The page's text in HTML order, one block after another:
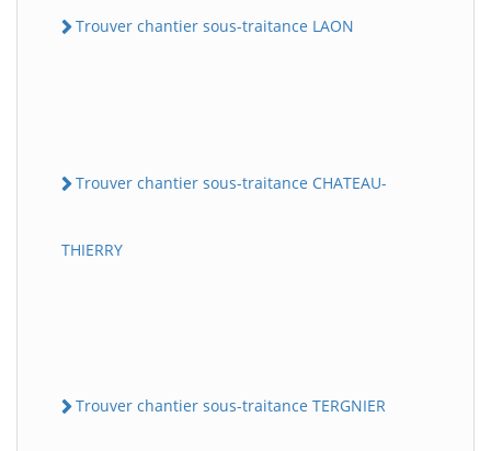
Trouver chantier sous-traitance LAON
Trouver chantier sous-traitance CHATEAU-
THIERRY
Trouver chantier sous-traitance TERGNIER